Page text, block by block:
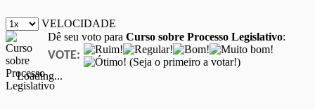
VELOCIDADE
Dê seu voto para Curso sobre Processo Legislativo:
VOTE:
(Seja o primeiro a votar!)
Loading...